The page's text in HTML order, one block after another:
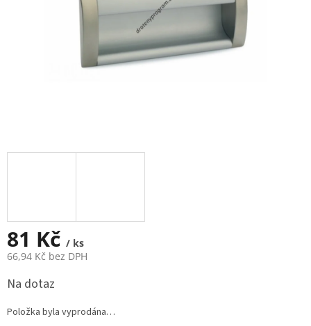
81 Kč / ks
66,94 Kč bez DPH
Měrná
cena:
Na dotaz
Položka byla vyprodána…